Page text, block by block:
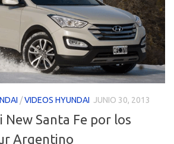
/VIDEOS HYUNDAI JUNIO 30, 2013
New Santa Fe por los
Argentino